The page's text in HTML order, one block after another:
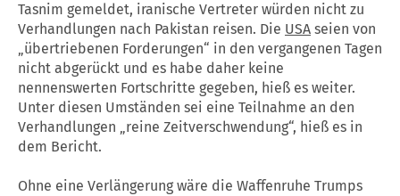
Tasnim gemeldet, iranische Vertreter würden nicht zu
Verhandlungen nach Pakistan reisen. Die USA seien von
„übertriebenen Forderungen“ in den vergangenen Tagen
nicht abgerückt und es habe daher keine
nennenswerten Fortschritte gegeben, hieß es weiter.
Unter diesen Umständen sei eine Teilnahme an den
Verhandlungen „reine Zeitverschwendung“, hieß es in
dem Bericht.
Ohne eine Verlängerung wäre die Waffenruhe Trumps